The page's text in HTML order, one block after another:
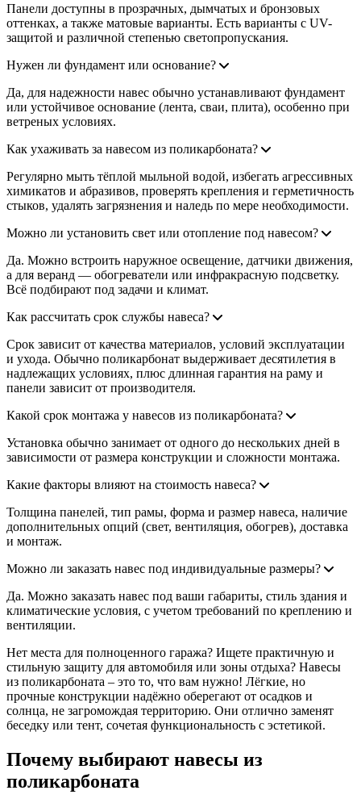
Панели доступны в прозрачных, дымчатых и бронзовых
оттенках, а также матовые варианты. Есть варианты с UV-
защитой и различной степенью светопропускания.
Нужен ли фундамент или основание?
Да, для надежности навес обычно устанавливают фундамент
или устойчивое основание (лента, сваи, плита), особенно при
ветреных условиях.
Как ухаживать за навесом из поликарбоната?
Регулярно мыть тёплой мыльной водой, избегать агрессивных
химикатов и абразивов, проверять крепления и герметичность
стыков, удалять загрязнения и наледь по мере необходимости.
Можно ли установить свет или отопление под навесом?
Да. Можно встроить наружное освещение, датчики движения,
а для веранд — обогреватели или инфракрасную подсветку.
Всё подбирают под задачи и климат.
Как рассчитать срок службы навеса?
Срок зависит от качества материалов, условий эксплуатации
и ухода. Обычно поликарбонат выдерживает десятилетия в
надлежащих условиях, плюс длинная гарантия на раму и
панели зависит от производителя.
Какой срок монтажа у навесов из поликарбоната?
Установка обычно занимает от одного до нескольких дней в
зависимости от размера конструкции и сложности монтажа.
Какие факторы влияют на стоимость навеса?
Толщина панелей, тип рамы, форма и размер навеса, наличие
дополнительных опций (свет, вентиляция, обогрев), доставка
и монтаж.
Можно ли заказать навес под индивидуальные размеры?
Да. Можно заказать навес под ваши габариты, стиль здания и
климатические условия, с учетом требований по креплению и
вентиляции.
Нет места для полноценного гаража? Ищете практичную и
стильную защиту для автомобиля или зоны отдыха? Навесы
из поликарбоната – это то, что вам нужно! Лёгкие, но
прочные конструкции надёжно оберегают от осадков и
солнца, не загромождая территорию. Они отлично заменят
беседку или тент, сочетая функциональность с эстетикой.
Почему выбирают навесы из
поликарбоната